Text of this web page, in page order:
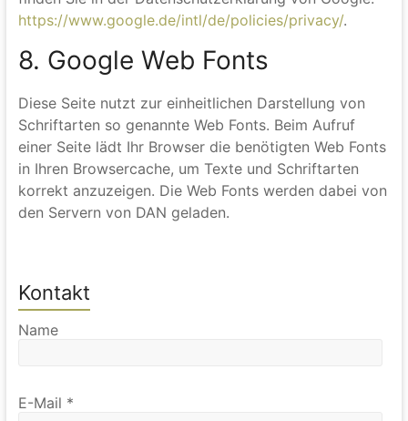
stellt ein berechtigtes Interesse im Sinne von Art. 6
Abs. 1 lit. f DSGVO dar.
Mehr Informationen zum Umgang mit Nutzerdaten
https://www.google.de/intl/de/policies/privacy/.
8. Google Web Fonts
Diese Seite nutzt zur einheitlichen Darstellung von
Schriftarten so genannte Web Fonts. Beim Aufruf
korrekt anzuzeigen. Die Web Fonts werden dabei von
den Servern von DAN geladen.